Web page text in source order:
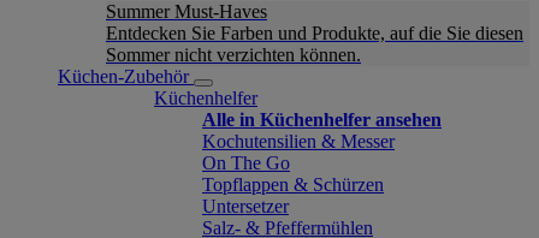
Summer Must-Haves
Entdecken Sie Farben und Produkte, auf die Sie diesen
Sommer nicht verzichten können.
Küchen-Zubehör
Küchenhelfer
Alle in Küchenhelfer ansehen
Kochutensilien & Messer
On The Go
Topflappen & Schürzen
Untersetzer
Salz- & Pfeffermühlen